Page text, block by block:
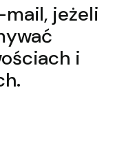
jeżeli
i